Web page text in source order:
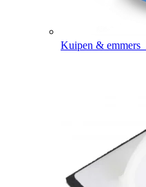
Kuipen & emmers